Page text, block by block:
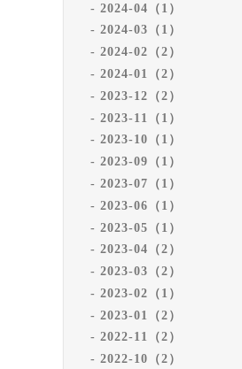
2024-04（1）
2024-03（1）
2024-02（2）
2024-01（2）
2023-12（2）
2023-11（1）
2023-10（1）
2023-09（1）
2023-07（1）
2023-06（1）
2023-05（1）
2023-04（2）
2023-03（2）
2023-02（1）
2023-01（2）
2022-11（2）
2022-10（2）